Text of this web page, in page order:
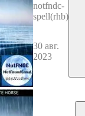
notfndc-
spell(rhb)
30 авг.
2023